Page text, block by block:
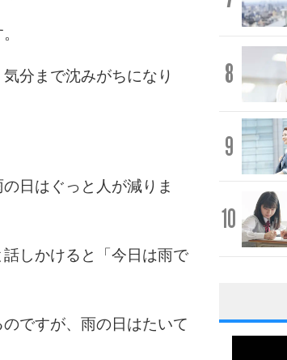
分まで沈みがちになり
日はぐっと人が減りま
しかけると「今日は雨で
ですが、雨の日はたいて
8
9
10
1